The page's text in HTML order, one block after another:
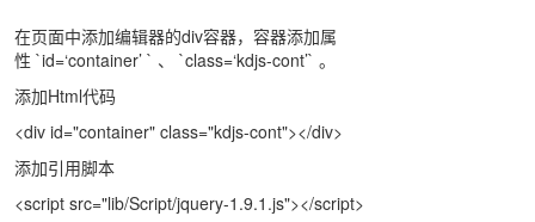
在页面中添加编辑器的div容器，容器添加属
性 `id=‘container’ ` 、 `class=‘kdjs-cont’` 。
添加Html代码
<div id="container" class="kdjs-cont"></div>
添加引用脚本
<script src="lib/Script/jquery-1.9.1.js"></script>